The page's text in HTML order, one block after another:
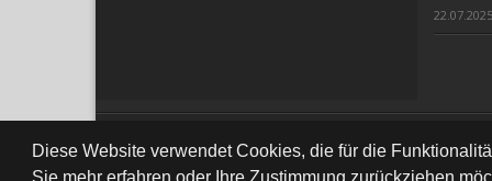
Diese Website verwendet Cookies, die für die
Sie mehr erfahren oder Ihre Zustimmung zurückziehen
22.07.2025
All Right